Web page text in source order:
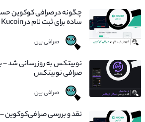
ساده برای ثبت نام در Kucoin
صرافی بین
نوبیتکس به روزرسانی شد –
صرافی نوبیتکس
صرافی بین
نقد و بررسی صرافی‌کوکوین – Kucoin Exchange